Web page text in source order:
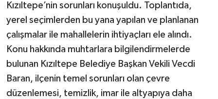
Kızıltepe’nin sorunları konuşuldu. Toplantıda,
yerel seçimlerden bu yana yapılan ve planlanan
çalışmalar ile mahallelerin ihtiyaçları ele alındı.
Konu hakkında muhtarlara bilgilendirmelerde
bulunan Kızıltepe Belediye Başkan Vekili Vecdi
Baran, ilçenin temel sorunları olan çevre
düzenlemesi, temizlik, imar ile altyapıya daha